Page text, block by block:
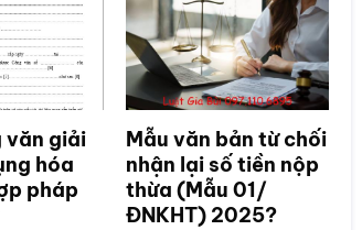
văn giải
hóa
pháp
Mẫu văn bản từ chối
nhận lại số tiền nộp
thừa (Mẫu 01/
ĐNKHT) 2025?